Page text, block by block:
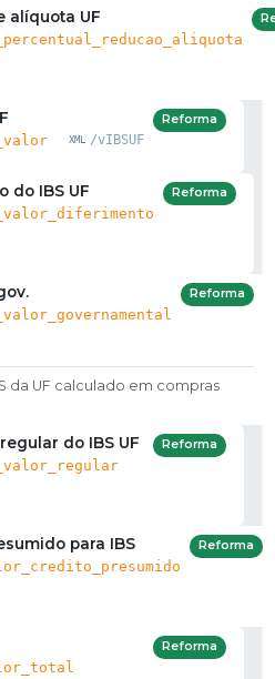
alíquota UF
/vIBSUF
Reforma
do IBS UF Reforma
Reforma
da UF calculado em compras
do IBS UF Reforma
para IBS Reforma
Reforma